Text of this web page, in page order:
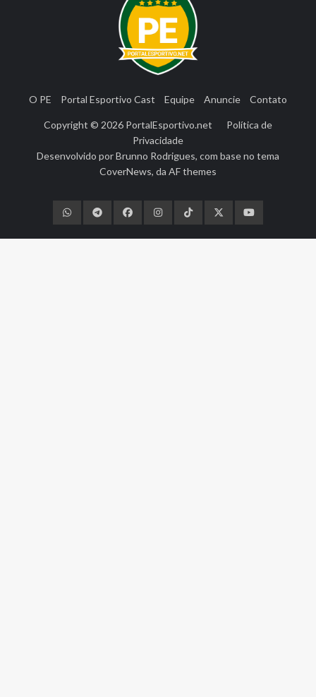
O PE Portal Esportivo Cast Equipe Anuncie Contato
Copyright © 2026 PortalEsportivo.net
Política de
Privacidade
Desenvolvido porBrunno Rodrigues, com base no tema
CoverNews, da AF themes